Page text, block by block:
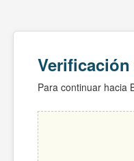
Para continuar hacia